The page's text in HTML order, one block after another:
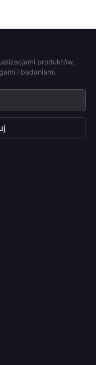
produktów,
i badaniami.